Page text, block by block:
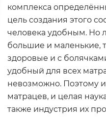
комплекса
цель создания этого
человека удобным. Но
большие и маленькие,
здоровые и с
удобный для всех
невозможно. Поэтому
матрацев, и целая
также индустрия их